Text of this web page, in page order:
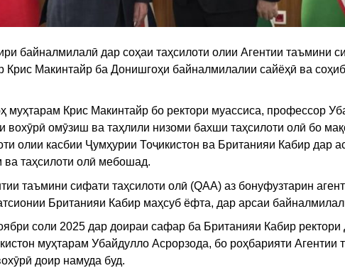
байналмилалӣ дар соҳаи таҳсилоти олии Агентии таъмини
Крис Макинтайр ба Донишгоҳи байналмилалии сайёҳӣ ва
Крис Макинтайр бо ректори муассиса, профессор
омӯзиш ва таҳлили низоми бахши таҳсилоти олӣ бо
олии касбии Ҷумҳурии Тоҷикистон ва Британияи Кабир дар
таҳсилоти олӣ мебошад.
таъмини сифати таҳсилоти олӣ (QAA) аз бонуфузтарин
Британияи Кабир маҳсуб ёфта, дар арсаи
соли 2025 дар доираи сафар ба Британияи Кабир
муҳтарам Убайдулло Асрорзода, бо роҳбарияти Агентии
доир намуда буд.